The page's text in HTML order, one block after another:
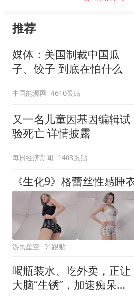
推荐
媒体：美国制裁中国瓜
子、饺子 到底在怕什么
中国能源网 4610跟贴
又一名儿童因基因编辑试
验死亡 详情披露
每日经济新闻 1403跟贴
游民星空 91跟贴
喝瓶装水、吃外卖，正让
大脑“生锈”，加速痴呆！